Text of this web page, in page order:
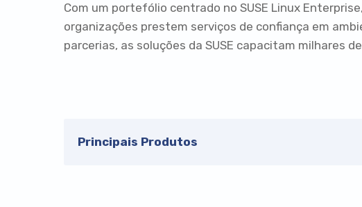
Com um portefólio centrado no SUSE Linux
organizações prestem serviços de confiança em
parcerias, as soluções da SUSE capacitam milhares
Principais Produtos